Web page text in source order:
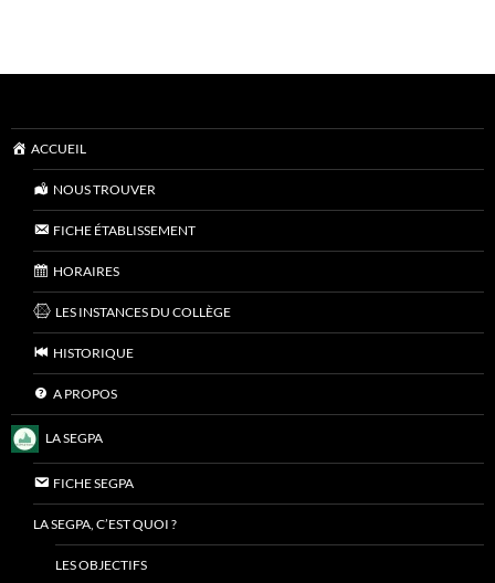
ACCUEIL
NOUS TROUVER
FICHE ÉTABLISSEMENT
HORAIRES
LES INSTANCES DU COLLÈGE
HISTORIQUE
A PROPOS
LA SEGPA
FICHE SEGPA
LA SEGPA, C’EST QUOI ?
LES OBJECTIFS